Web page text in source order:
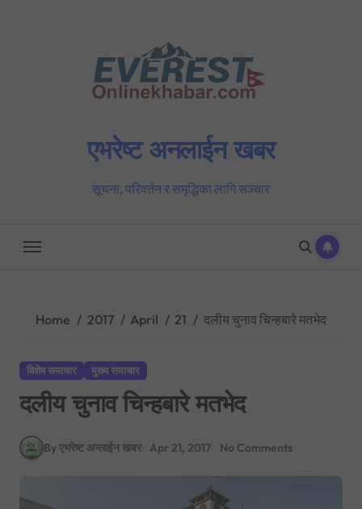
एभरेष्ट अनलाईन खबर
सूचना, परिवर्तन र समृद्धिका लागि सञ्चार
Home 2017 April 21 दलीय चुनाव चिन्हबारे मतभेद
बिशेष समाचार मुख्य समाचार
दलीय चुनाव चिन्हबारे मतभेद
By एभरेष्ट अन्लाईन खबर Apr 21, 2017 No Comments